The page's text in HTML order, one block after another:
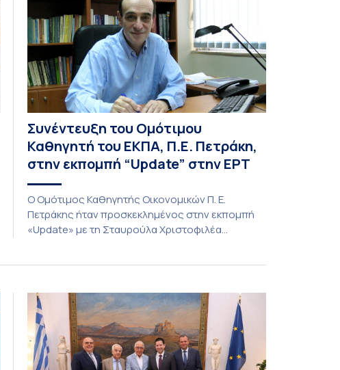
Συνέντευξη του Ομότιμου
Καθηγητή του ΕΚΠΑ, Π.Ε. Πετράκη,
στην εκπομπή “Update” στην ΕΡΤ
O Ομότιμος Καθηγητής Οικονομικών Π. Ε.
Πετράκης ήταν προσκεκλημένος στην εκπομπή
«Update» με τη Σταυρούλα Χριστοφιλέα
πόλεμο ΗΠΑ – Ιράν, καθώς και για τη διακύμανση
των τιμών στα καύσιμα. Για να δείτε τη
συνέντευξη, πατήστε εδώ.